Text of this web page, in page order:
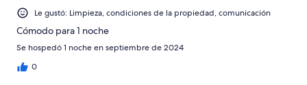
Le gustó: Limpieza, condiciones de la propiedad, comunicación
Cómodo para 1 noche
Se hospedó 1 noche en septiembre de 2024
0